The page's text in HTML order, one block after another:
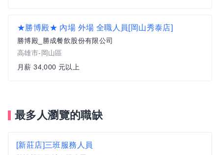
★勝博殿★ 內場 外場 全職人員[岡山秀泰店]
勝博殿_勝成餐飲股份有限公司
高雄市-岡山區
月薪 34,000 元以上
最多人瀏覽的職缺
[新莊店]三班服務人員